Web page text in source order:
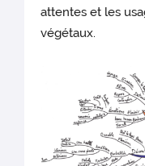
attentes et les
végétaux.